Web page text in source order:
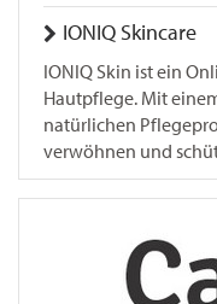
IONIQ Skincare
IONIQ Skin ist ein
Hautpflege. Mit
natürlichen
verwöhnen und